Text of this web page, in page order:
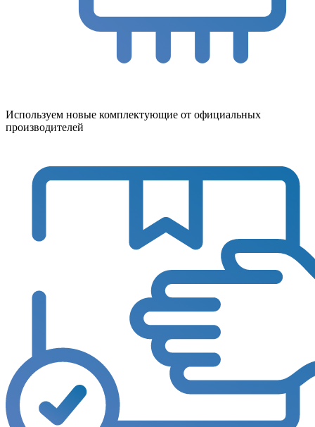
Используем новые комплектующие от официальных
производителей